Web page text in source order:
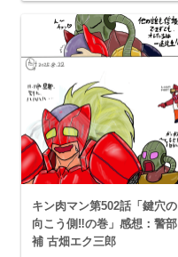
キン肉マン第502話「鍵穴の
向こう側‼︎の巻」感想：警部
補 古畑エク三郎